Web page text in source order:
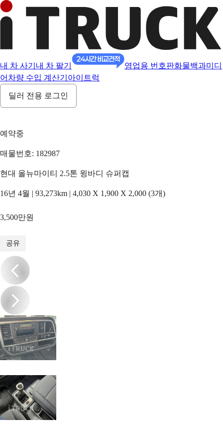
내 차 사기 내 차 팔기 영업용 번호판화물백과미디
어 차량 수입 계산기 아이트럭
딜러 전용 로그인
예약중
매물번호: 182987
현대 올뉴마이티 2.5톤 윙바디 슈퍼캡
16년 4월 | 93,273km | 4,030 X 1,900 X 2,000 (3개)
3,500만원
공유
/16